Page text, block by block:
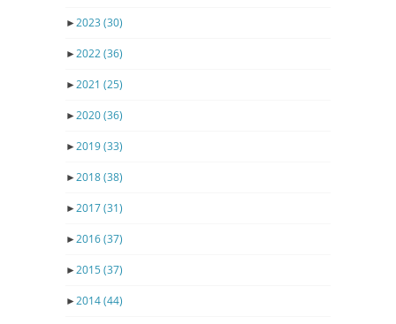
►2023 (30)
►2022(36)
►2021 (25)
►2020(36)
►2019(33)
►2018(38)
►2017(31)
►2016(37)
►2015(37)
►2014(44)